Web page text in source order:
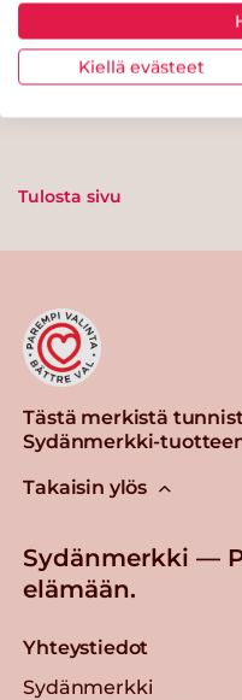
Proteiinia
Suolaa
Tulosta sivu
Tästä merkistä
Sydänmerkki-
Takaisin ylös
Sydänmerkki —
elämään.
Yhteystiedot
Sydänmerkki
Kiellä evästeet